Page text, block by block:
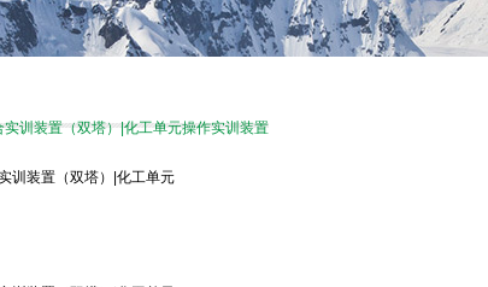
训装置（双塔）|化工单元操作实训装置
训装置（双塔）|化工单元